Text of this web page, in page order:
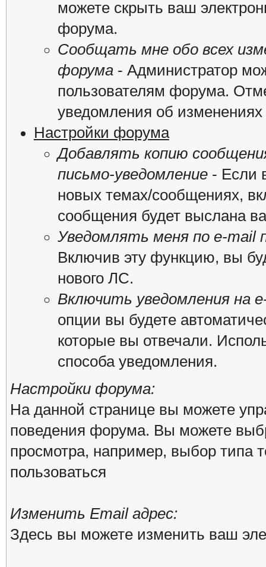
можете скрыть ваш
форума.
Сообщать мне обо всех
форума- Администратор
пользователям форума.
уведомления об
Настройки форума
Добавлять копию
письмо-уведомление- Если
новых темах/сообщениях,
сообщения будет выслана
Уведомлять меня по e-mail
Включив эту функцию, вы
нового ЛС.
Включить уведомления на
опции вы будете
которые вы отвечали.
способа уведомления.
Настройки форума:
На данной странице вы можете
поведения форума. Вы можете
просмотра, например, выбор типа
пользоваться
Изменить Email адрес:
Здесь вы можете изменить ваш